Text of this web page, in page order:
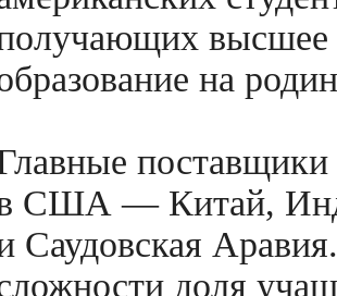
высшее
на
поставщики
США — Китай,
Саудовская
доля